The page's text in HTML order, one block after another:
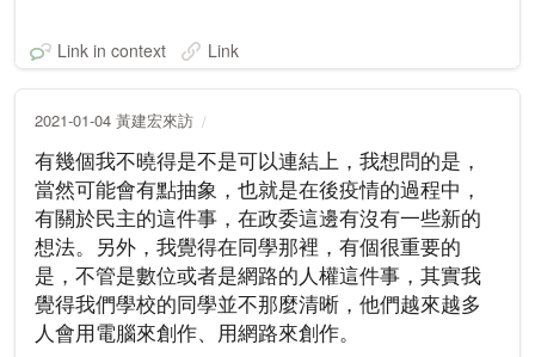
Link in context Link
2021-01-04 黃建宏來訪
有幾個我不曉得是不是可以連結上，我想問的是，
當然可能會有點抽象，也就是在後疫情的過程中，
有關於民主的這件事，在政委這邊有沒有一些新的
想法。另外，我覺得在同學那裡，有個很重要的
是，不管是數位或者是網路的人權這件事，其實我
覺得我們學校的同學並不那麼清晰，他們越來越多
人會用電腦來創作、用網路來創作。